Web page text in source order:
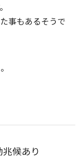
事もあるそうで
候あり